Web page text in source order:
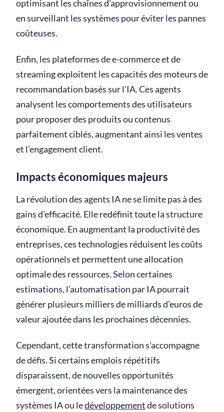
optimisant les chaînes d’approvisionnement ou
en surveillant les systèmes pour éviter les pannes
coûteuses.
Enfin, les plateformes de e-commerce et de
streaming exploitent les capacités des moteurs de
recommandation basés sur l’IA. Ces agents
analysent les comportements des utilisateurs
pour proposer des produits ou contenus
parfaitement ciblés, augmentant ainsi les ventes
et l’engagement client.
Impacts économiques majeurs
La révolution des agents IA ne se limite pas à des
gains d’efficacité. Elle redéfinit toute la structure
économique. En augmentant la productivité des
entreprises, ces technologies réduisent les coûts
opérationnels et permettent une allocation
optimale des ressources. Selon certaines
estimations, l’automatisation par IA pourrait
générer plusieurs milliers de milliards d’euros de
valeur ajoutée dans les prochaines décennies.
Cependant, cette transformation s’accompagne
de défis. Si certains emplois répétitifs
disparaissent, de nouvelles opportunités
émergent, orientées vers la maintenance des
systèmes IA ou ledéveloppementde solutions